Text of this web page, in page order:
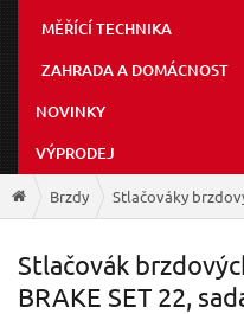
MĚŘÍCÍ TECHNIKA
ZAHRADA A DOMÁCNOST
NOVINKY
VÝPRODEJ
Brzdy
Stlačovák
BRAKE SET 22,